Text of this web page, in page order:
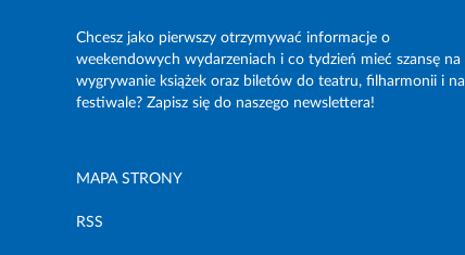
Chcesz jako pierwszy otrzymywać informacje o
weekendowych wydarzeniach i co tydzień mieć szansę na
wygrywanie książek oraz biletów do teatru, filharmonii i na
festiwale? Zapisz się do naszego newslettera!
MAPA STRONY
RSS